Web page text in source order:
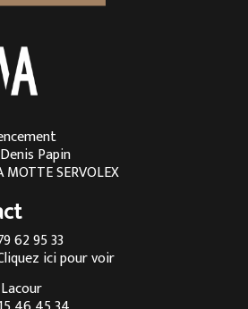
mesure en Rhône-Alpes
sur mesure à Lyon
mesure à Aix-les-Bains
mesure à Chambéry
d’intérieur à Annecy
d’intérieur à Aix-les-Bains
Papin
MOTTE SERVOLEX
62 95 33
ici pour voir